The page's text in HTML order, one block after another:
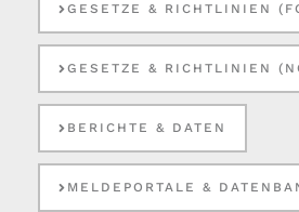
GESETZE & RICHTLINIEN
GESETZE & RICHTLINIEN
BERICHTE & DATEN
MELDEPORTALE &